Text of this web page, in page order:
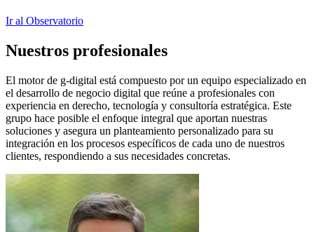
Ir al Observatorio
Nuestros profesionales
El motor de g-digital está compuesto por un equipo especializado en
el desarrollo de negocio digital que reúne a profesionales con
experiencia en derecho, tecnología y consultoría estratégica. Este
grupo hace posible el enfoque integral que aportan nuestras
soluciones y asegura un planteamiento personalizado para su
integración en los procesos específicos de cada uno de nuestros
clientes, respondiendo a sus necesidades concretas.